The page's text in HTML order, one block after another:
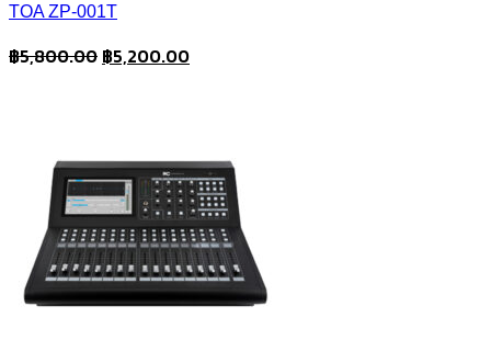
TOA ZP-001T
฿5,800.00 Original
฿5,200.00Current